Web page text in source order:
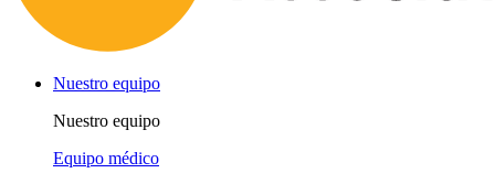
Nuestro equipo
Nuestro equipo
Equipo médico